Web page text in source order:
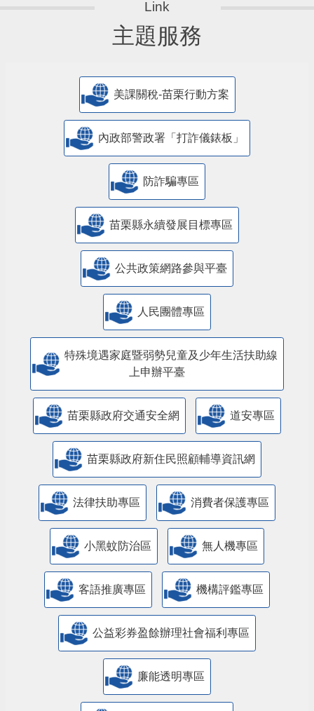
主題服務
美課關稅-苗栗行動方案
內政部警政署「打詐儀錶板」
防詐騙專區
苗栗縣永續發展目標專區
公共政策網路參與平臺
人民團體專區
特殊境遇家庭暨弱勢兒童及少年生活扶助線
上申辦平臺
苗栗縣政府交通安全網 道安專區
苗栗縣政府新住民照顧輔導資訊網
法律扶助專區 消費者保護專區
小黑蚊防治區 無人機專區
客語推廣專區 機構評鑑專區
公益彩券盈餘辦理社會福利專區
廉能透明專區